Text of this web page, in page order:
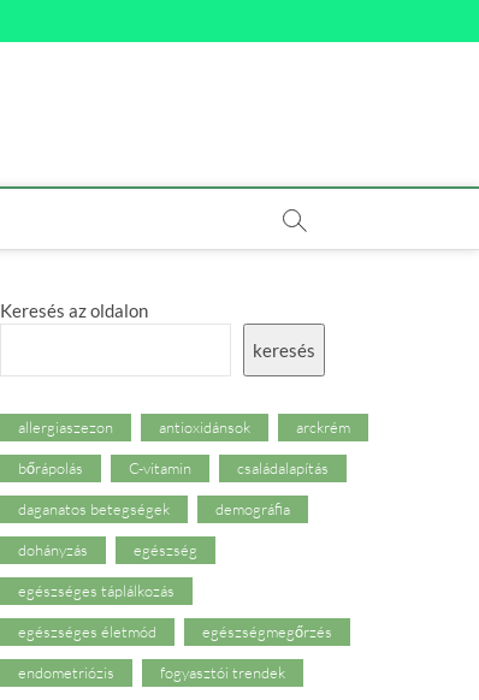
Keresés az oldalon
keresés
allergiaszezon antioxidánsok arckrém
bőrápolás C-vitamin családalapítás
daganatos betegségek demográfia
dohányzás egészség
egészséges táplálkozás
egészséges életmód egészségmegőrzés
endometriózis fogyasztói trendek